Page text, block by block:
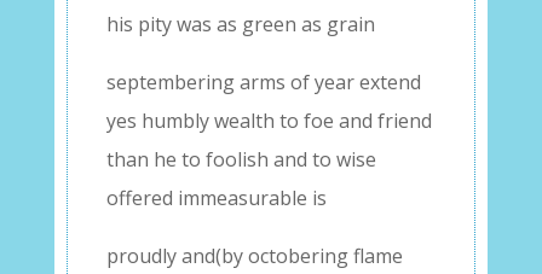
his pity was as green as grain
septembering arms of year extend
yes humbly wealth to foe and friend
than he to foolish and to wise
offered immeasurable is
proudly and(by octobering flame